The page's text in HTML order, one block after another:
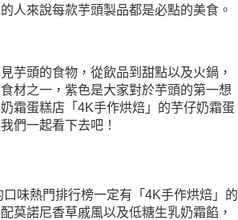
人來說每款芋頭製品都是必點的美食。
芋頭的食物，從飲品到甜點以及火鍋，
材之一，紫色是大家對於芋頭的第一想
霜蛋糕店「4K手作烘焙」的芋仔奶霜蛋
們一起看下去吧！
味熱門排行榜一定有「4K手作烘焙」的
莫諾尼香草戚風以及低糖生乳奶霜餡，